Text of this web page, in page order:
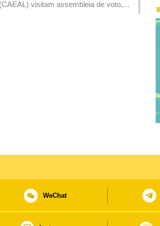
visitam assembleia de voto,
WeChat